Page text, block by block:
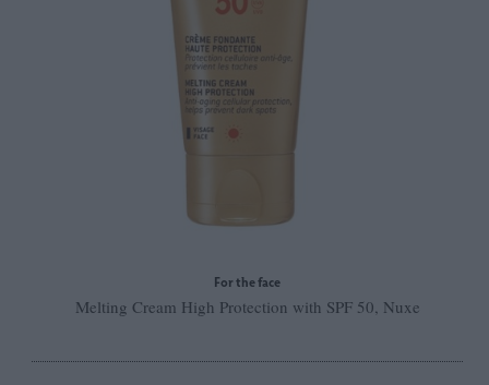
For the face
Melting Cream High Protection with SPF 50, Nuxe